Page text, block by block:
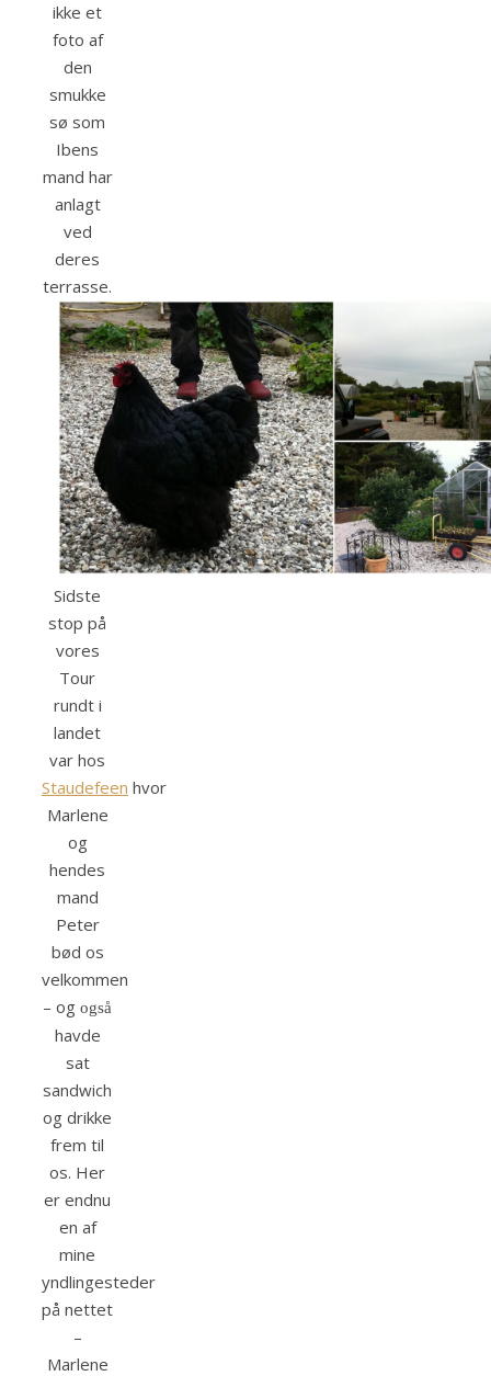
ikke et
foto af
den
smukke
sø som
Ibens
mand har
anlagt
ved
deres
terrasse.
Sidste
stop på
vores
Tour
rundt i
landet
var hos
Staudefeen hvor
Marlene
og
hendes
mand
Peter
bød os
velkommen
– og også
havde
sat
sandwich
og drikke
frem til
os. Her
er endnu
en af
mine
yndlingesteder
på nettet
–
Marlene